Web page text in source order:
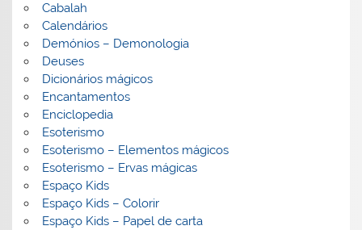
Cabalah
Calendários
Demónios – Demonologia
Deuses
Dicionários mágicos
Encantamentos
Enciclopedia
Esoterismo
Esoterismo – Elementos mágicos
Esoterismo – Ervas mágicas
Espaço Kids
Espaço Kids – Colorir
Espaço Kids – Papel de carta